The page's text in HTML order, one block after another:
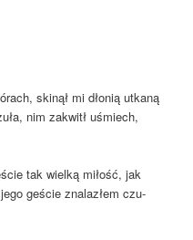
ski­nął mi dło­nią utka­ną
nim zakwitł uśmiech,
tak wiel­ką miłość, jak
geście zna­la­złem czu­